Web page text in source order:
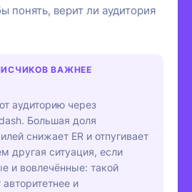
понять, верит ли аудитория
ВАЖНЕЕ
аудиторию через
Большая доля
снижает ER и отпугивает
другая ситуация, если
и вовлечённые: такой
и